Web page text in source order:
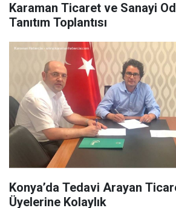
Karaman Ticaret ve Sanayi
Tanıtım Toplantısı
Konya’da Tedavi Arayan
Üyelerine Kolaylık